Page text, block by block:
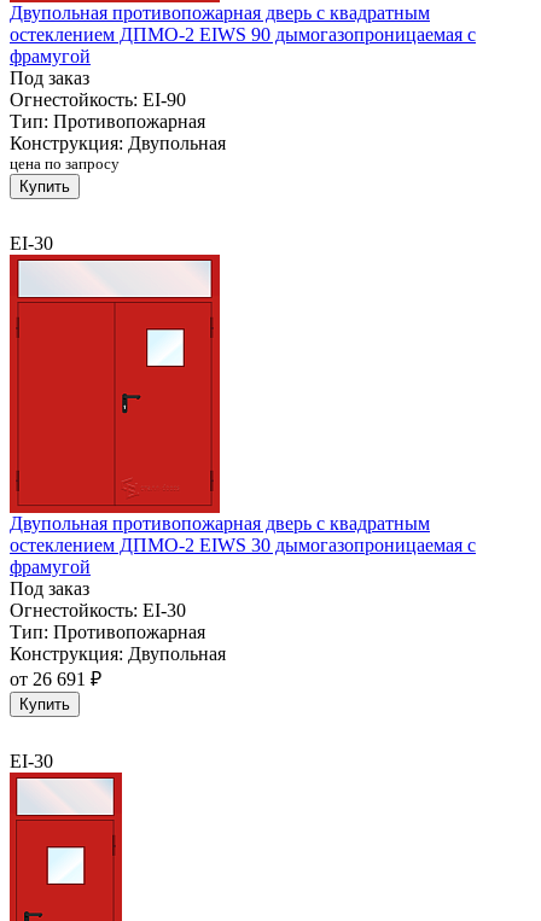
Двупольная противопожарная дверь с квадратным
остеклением ДПМО-2 EIWS 90 дымогазопроницаемая с
фрамугой
Под заказ
Огнестойкость: EI-90
Тип: Противопожарная
Конструкция: Двупольная
цена по запросу
Купить
EI-30
Двупольная противопожарная дверь с квадратным
остеклением ДПМО-2 EIWS 30 дымогазопроницаемая с
фрамугой
Под заказ
Огнестойкость: EI-30
Тип: Противопожарная
Конструкция: Двупольная
от 26 691 ₽
Купить
EI-30